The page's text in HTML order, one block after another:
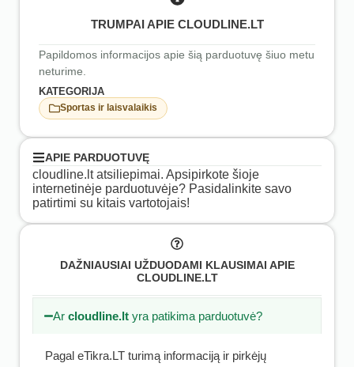
TRUMPAI APIE CLOUDLINE.LT
Papildomos informacijos apie šią parduotuvę šiuo metu
neturime.
KATEGORIJA
Sportas ir laisvalaikis
APIE PARDUOTUVĘ
cloudline.lt atsiliepimai. Apsipirkote šioje
internetinėje parduotuvėje? Pasidalinkite savo
patirtimi su kitais vartotojais!
DAŽNIAUSIAI UŽDUODAMI KLAUSIMAI APIE
CLOUDLINE.LT
Arcloudline.lt yra patikima parduotuvė?
Pagal eTikra.LT turimą informaciją ir pirkėjų